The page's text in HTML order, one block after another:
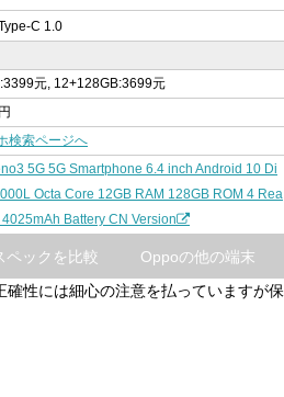
C 1.0
元, 12+128GB:3699元
検索ページへ
5G 5G Smartphone 6.4 inch Android 10 Di
Octa Core 12GB RAM 128GB ROM 4 Rea
Battery CN Version
Oppoの他の端末
ペックを比較
確性には細心の注意を払っていますが保